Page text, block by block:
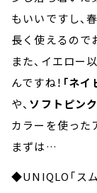
もいいですし、
長く使えるので
また、イエロー
んですね！ 「ネ
や、 ソフトピン
カラーを使った
まずは…
◆UNIQLO「ス